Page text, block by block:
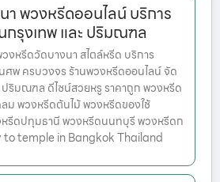
พวงหรีดออนไลน์ บริการ
รุงเทพ และ ปริมณฑล
หรีดวัดบางนา สไตล์หรีด บริการ
พ ครบวงจร ร้านพวงหรีดออนไลน์ จัด
ปริมณฑล ดีไซน์สวยหรู ราคาถูก พวงหรีด
ม พวงหรีดต้นไม้ พวงหรีดของใช้
หรีดปทุมธานี พวงหรีดนนทบุรี พวงหรีดก
temple in Bangkok Thailand